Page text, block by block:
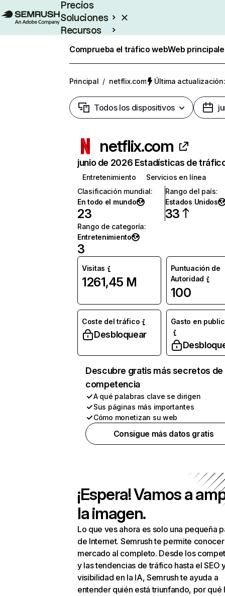
Precios
Soluciones
Recursos
Comprueba el tráfico webWeb
Principal / netflix.com Última
Todos los dispositivos
netflix.com
junio de 2026 Estadísticas de
Entretenimiento
Servicios en línea
Clasificación mundial:
En todo el mundo
23
Rango del país:
Estados Unidos
33
Rango de categoría:
Entretenimiento
3
Visitas
1261,45 M
Puntuación de
Autoridad
100
Coste del tráfico
Desbloquear
Gasto en
Descubre gratis más secretos de
competencia
A qué palabras clave se dirigen
Sus páginas más importantes
Cómo monetizan su web
Consigue más datos gratis
¡Espera! Vamos a
la imagen.
Lo que ves ahora es solo una pequeña
de Internet. Semrush te permite
mercado al completo. Desde los
y las tendencias de tráfico hasta el SEO
visibilidad en la IA, Semrush te ayuda a
entender quién está triunfando, por qué